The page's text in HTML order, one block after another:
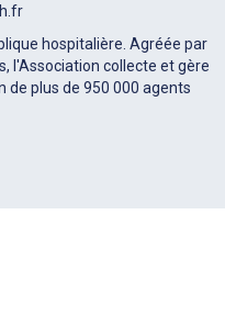
hospitalière. Agréée par
l'Association collecte et gère
de plus de 950 000 agents